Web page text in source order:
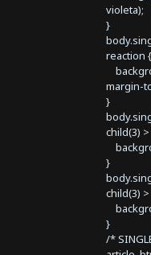
violeta);
}
reaction {
margin-
}
child(3)
}
child(3)
}
/*